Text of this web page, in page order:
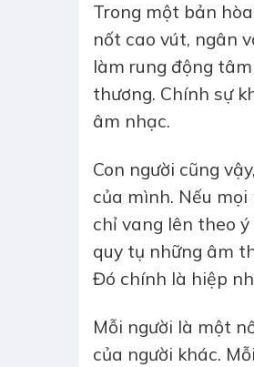
Trong một bản
nốt cao vút, ngân
làm rung động
thương. Chính sự
âm nhạc.
Con người cũng
của mình. Nếu
chỉ vang lên theo
quy tụ những âm
Đó chính là hiệp
Mỗi người là một
của người khác.